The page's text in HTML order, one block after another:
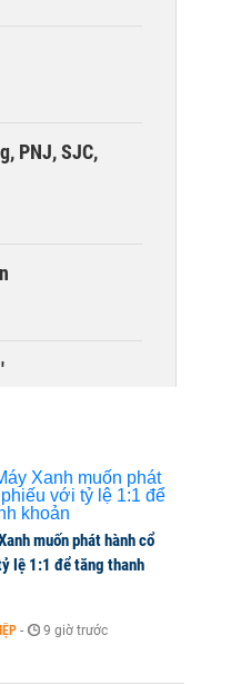
PNJ, SJC,
muốn phát hành cổ
lệ 1:1 để tăng thanh
- 9 giờ trước